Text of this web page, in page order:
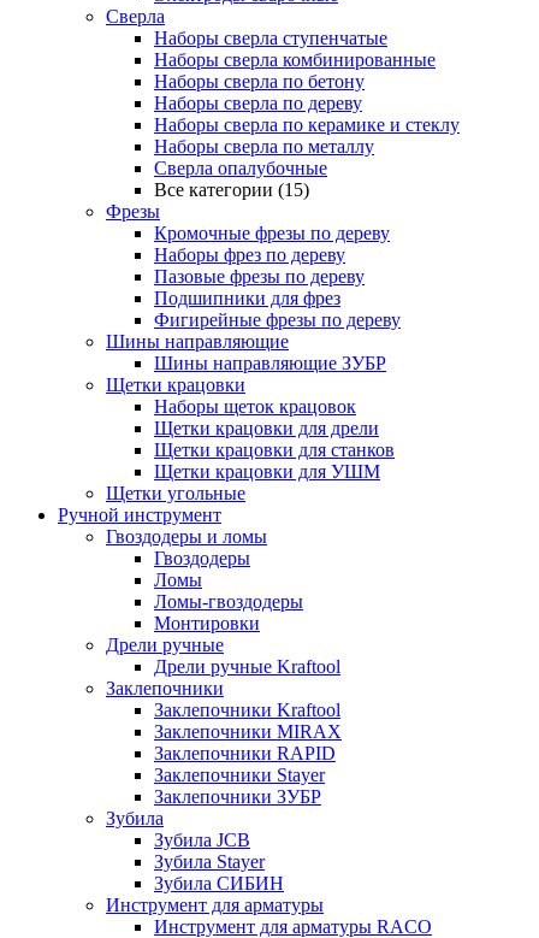
Сверла
Наборы cверла ступенчатые
Наборы сверла комбинированные
Наборы сверла по бетону
Наборы сверла по дереву
Наборы сверла по керамике и стеклу
Наборы сверла по металлу
Сверла опалубочные
Все категории (15)
Фрезы
Кромочные фрезы по дереву
Наборы фрез по дереву
Пазовые фрезы по дереву
Подшипники для фрез
Фигирейные фрезы по дереву
Шины направляющие
Шины направляющие ЗУБР
Щетки крацовки
Наборы щеток крацовок
Щетки крацовки для дрели
Щетки крацовки для станков
Щетки крацовки для УШМ
Щетки угольные
Ручной инструмент
Гвоздодеры и ломы
Гвоздодеры
Ломы
Ломы-гвоздодеры
Монтировки
Дрели ручные
Дрели ручные Kraftool
Заклепочники
Заклепочники Kraftool
Заклепочники MIRAX
Заклепочники RAPID
Заклепочники Stayer
Заклепочники ЗУБР
Зубила
Зубила JCB
Зубила Stayer
Зубила СИБИН
Инструмент для арматуры
Инструмент для арматуры RACO